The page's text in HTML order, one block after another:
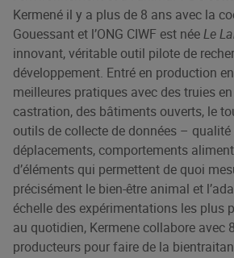
Kermené il y a plus de 8 ans avec la
Gouessant et l’ONG CIWF est néeLe
innovant, véritable outil pilote de
développement. Entré en production
meilleures pratiques avec des truies en
castration, des bâtiments ouverts, le
outils de collecte de données – qualité
déplacements, comportements
d’éléments qui permettent de quoi
précisément le bien-être animal et
échelle des expérimentations les plus
au quotidien, Kermene collabore avec
producteurs pour faire de la